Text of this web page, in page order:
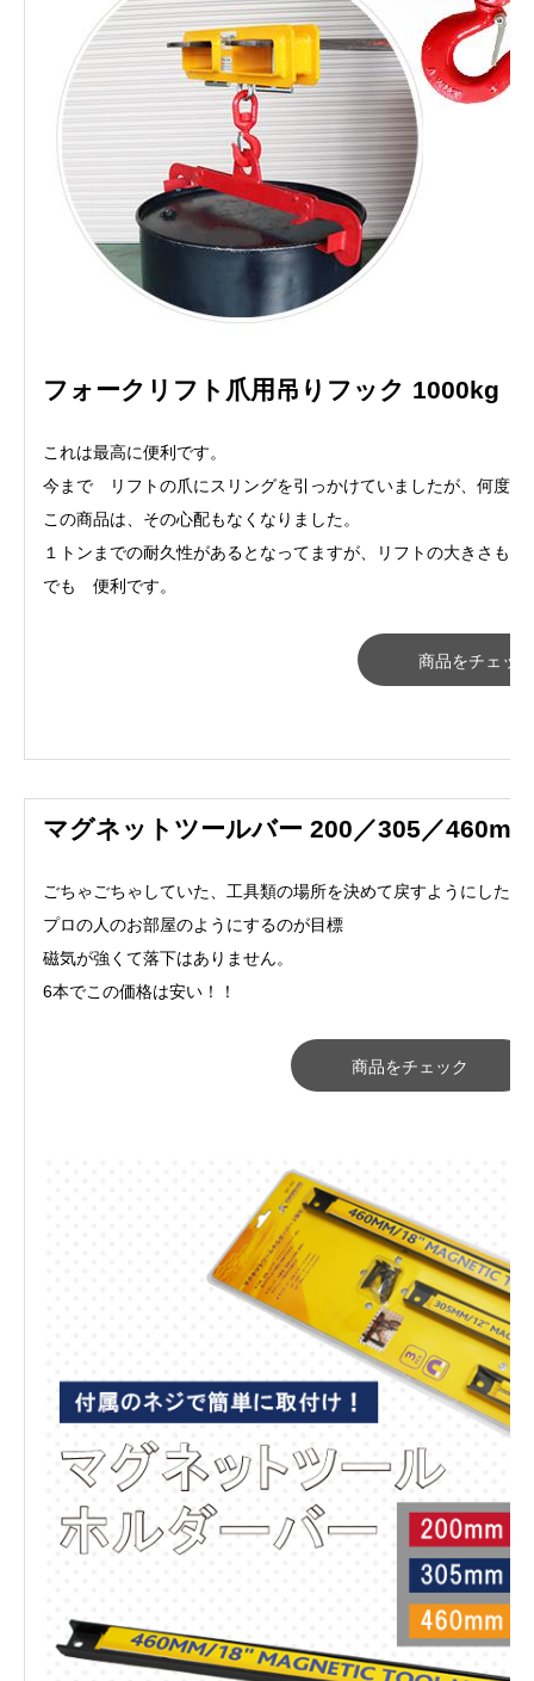
フォークリフト爪用吊りフック 1000kg
これは最高に便利です。
今まで リフトの爪にスリングを引っかけていましたが、何度も
この商品は、その心配もなくなりました。
１トンまでの耐久性があるとなってますが、リフトの大きさも
でも 便利です。
商品をチェック
マグネットツールバー 200／305／460mm
ごちゃごちゃしていた、工具類の場所を決めて戻すようにした
プロの人のお部屋のようにするのが目標
磁気が強くて落下はありません。
6本でこの価格は安い！！
商品をチェック